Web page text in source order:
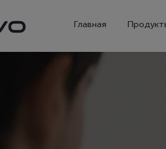
Главная